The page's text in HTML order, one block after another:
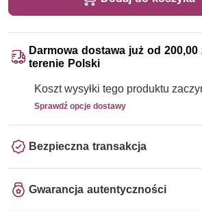
Darmowa dostawa już od 200,00
terenie Polski
Koszt wysyłki tego produktu
Sprawdź opcje dostawy
Bezpieczna transakcja
Gwarancja autentyczności